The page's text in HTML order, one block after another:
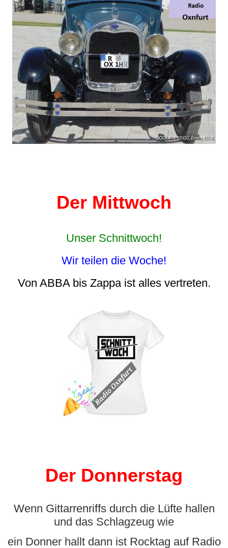
Der Mittwoch
Unser Schnittwoch!
Wir teilen die Woche!
Von ABBA bis Zappa ist alles vertreten.
Der Donnerstag
Wenn Gittarrenriffs durch die Lüfte hallen
und das Schlagzeug wie
ein Donner hallt dann ist Rocktag auf Radio